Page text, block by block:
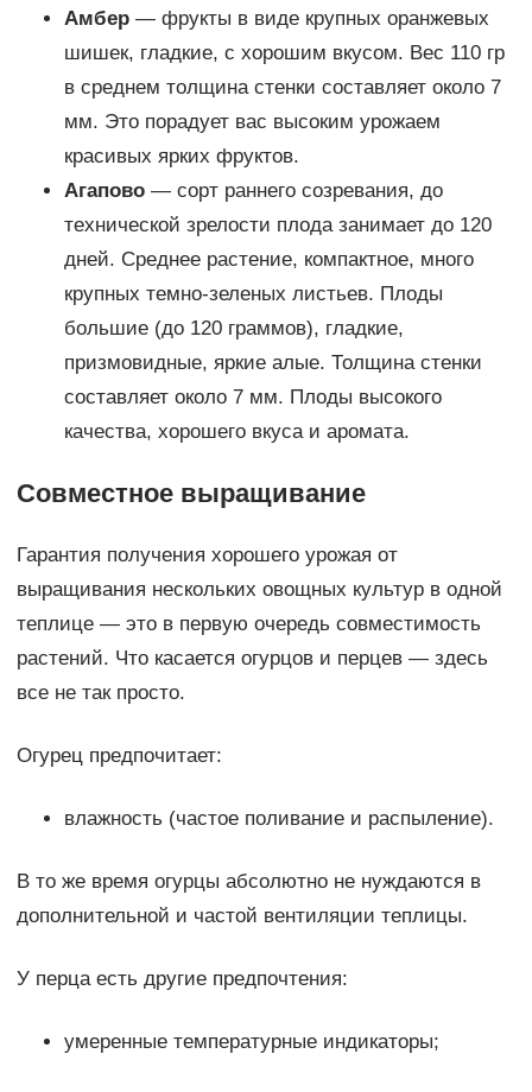
Амбер— фрукты в виде крупных оранжевых
шишек, гладкие, с хорошим вкусом. Вес 110 гр
в среднем толщина стенки составляет около 7
мм. Это порадует вас высоким урожаем
красивых ярких фруктов.
Агапово— сорт раннего созревания, до
технической зрелости плода занимает до 120
дней. Среднее растение, компактное, много
крупных темно-зеленых листьев. Плоды
большие (до 120 граммов), гладкие,
призмовидные, яркие алые. Толщина стенки
составляет около 7 мм. Плоды высокого
качества, хорошего вкуса и аромата.
Совместное выращивание
Гарантия получения хорошего урожая от
выращивания нескольких овощных культур в одной
теплице — это в первую очередь совместимость
растений. Что касается огурцов и перцев — здесь
все не так просто.
Огурец предпочитает:
влажность (частое поливание и распыление).
В то же время огурцы абсолютно не нуждаются в
дополнительной и частой вентиляции теплицы.
У перца есть другие предпочтения:
умеренные температурные индикаторы;